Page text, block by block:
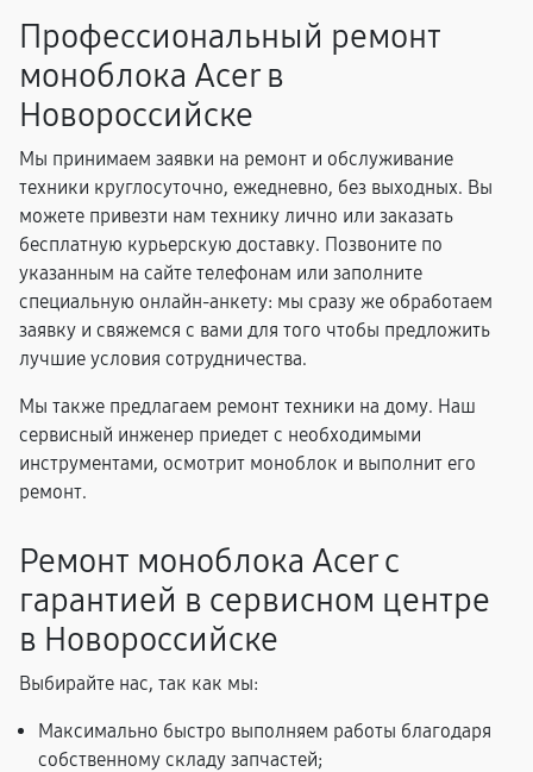
Профессиональный ремонт
моноблока Acer в
Новороссийске
Мы принимаем заявки на ремонт и обслуживание
техники круглосуточно, ежедневно, без выходных. Вы
можете привезти нам технику лично или заказать
бесплатную курьерскую доставку. Позвоните по
указанным на сайте телефонам или заполните
специальную онлайн-анкету: мы сразу же обработаем
заявку и свяжемся с вами для того чтобы предложить
лучшие условия сотрудничества.
Мы также предлагаем ремонт техники на дому. Наш
сервисный инженер приедет с необходимыми
инструментами, осмотрит моноблок и выполнит его
ремонт.
Ремонт моноблока Acer с
гарантией в сервисном центре
в Новороссийске
Выбирайте нас, так как мы:
Максимально быстро выполняем работы благодаря
собственному складу запчастей;